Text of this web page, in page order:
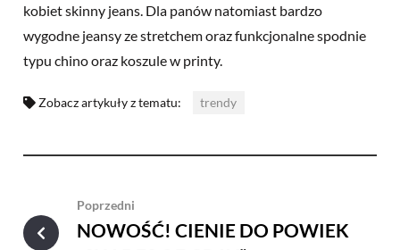
kobiet skinny jeans. Dla panów natomiast bardzo
wygodne jeansy ze stretchem oraz funkcjonalne spodnie
typu chino oraz koszule w printy.
Zobacz artykuły z tematu: trendy
Poprzedni
NOWOŚĆ! CIENIE DO POWIEK